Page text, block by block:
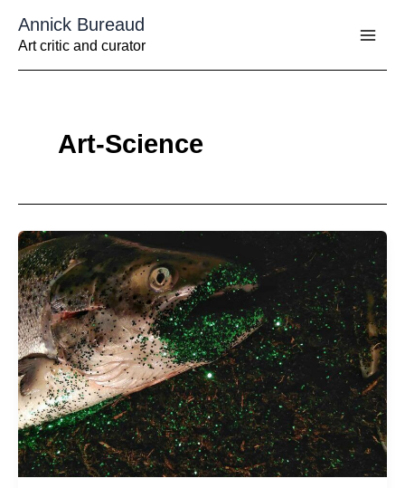
contenu
Annick Bureaud
Art critic and curator
Art-Science